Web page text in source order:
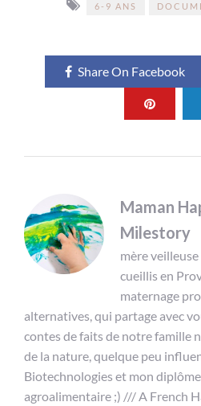
6-9 ANS
Share On Facebook
Maman
Milestory
mère
cueillis en
maternage
alternatives, qui partage avec
contes de faits de notre famille
de la nature, quelque peu
Biotechnologies et mon
agroalimentaire ;) /// A French